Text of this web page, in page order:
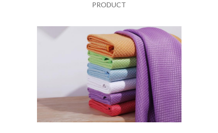
PRODUCT